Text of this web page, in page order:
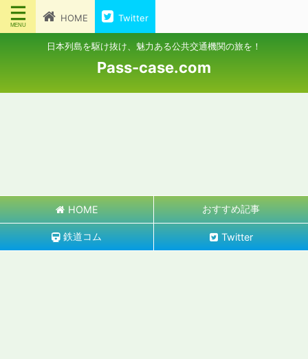
HOME Twitter
日本列島を駆け抜け、魅力ある公共交通機関の旅を！
Pass-case.com
HOME おすすめ記事
鉄道コム Twitter